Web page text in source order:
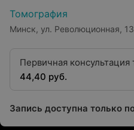
Томография
Минск, ул. Революционная, 13
Первичная консультация
ортопеда первой
44,40 руб.
Запись доступна только